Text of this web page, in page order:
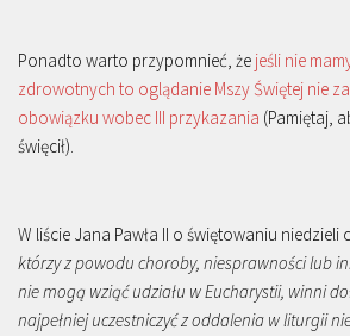
Ponadto warto przypomnieć, że jeśli nie
zdrowotnych to oglądanie Mszy Świętej nie
obowiązku wobec III przykazania (Pamiętaj,
święcił).
W liście Jana Pawła II o świętowaniu niedzieli
którzy z powodu choroby, niesprawności lub
nie mogą wziąć udziału w Eucharystii, winni
najpełniej uczestniczyć z oddalenia w liturgii